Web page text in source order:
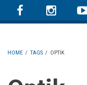
HOME / TAGS / OPTIK